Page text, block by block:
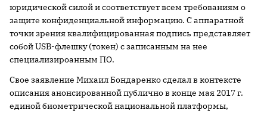
юридической силой и соответствует всем требованиям о
защите конфиденциальной информацию. С аппаратной
точки зрения квалифицированная подпись представляет
собой USB-флешку (токен) с записанным на нее
специализироанным ПО.
Свое заявление Михаил Бондаренко сделал в контексте
описания анонсированной публично в конце мая 2017 г.
единой биометрической национальной платформы,